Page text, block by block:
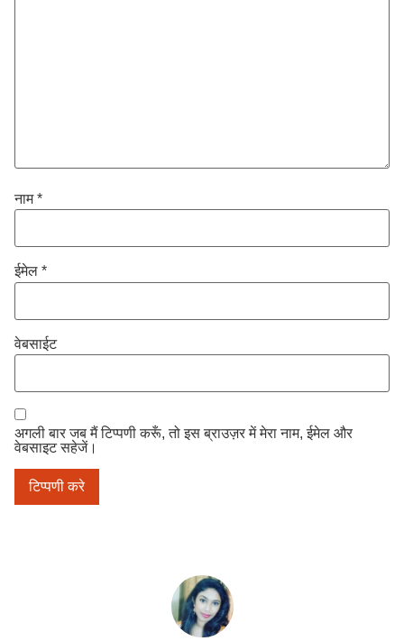
नाम*
ईमेल *
वेबसाईट
अगली बार जब मैं टिप्पणी करूँ, तो इस ब्राउज़र में मेरा नाम, ईमेल और
वेबसाइट सहेजें।